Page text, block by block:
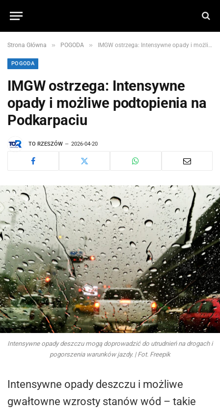
Strona Główna » POGODA » IMGW ostrzega: Intensywne opady i możliwe podtopienia na Podkarpaciu
POGODA
IMGW ostrzega: Intensywne
opady i możliwe podtopienia na
Podkarpaciu
TO RZESZÓW 2026-04-20
Intensywne opady deszczu mogą doprowadzić do utrudnień na drogach i
pogorszenia warunków jazdy. | Fot. Freepik
Intensywne opady deszczu i możliwe
gwałtowne wzrosty stanów wód – takie